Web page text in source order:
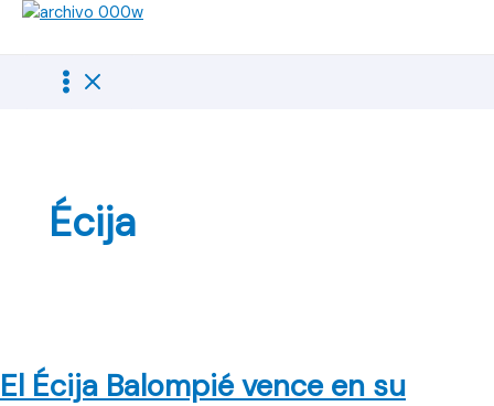
Écija
El Écija Balompié vence en su